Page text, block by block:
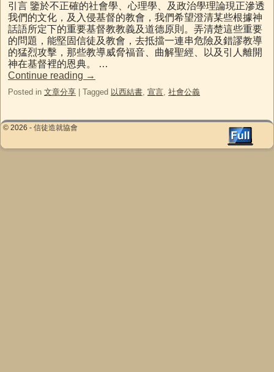
引言 鑒於不正確的社會學、心理學、及政治學理論現正滲透
我們的文化，及入侵基督的教會，我們希望澄清某些根據神
話語所定下的重要基督教教義及道德原則。弄清楚這些重要
的問題，能堅固信徒及教會，去抵擋一連串危險及錯謬教導
的猛烈攻擊，那些教導威脅福音、曲解聖經、以及引人離開
神在基督裡的恩典。 …
Continue reading →
Posted in 文章分享 Tagged 以西結書, 宣言, 社會公義
© 2026 - 信徒造就協會